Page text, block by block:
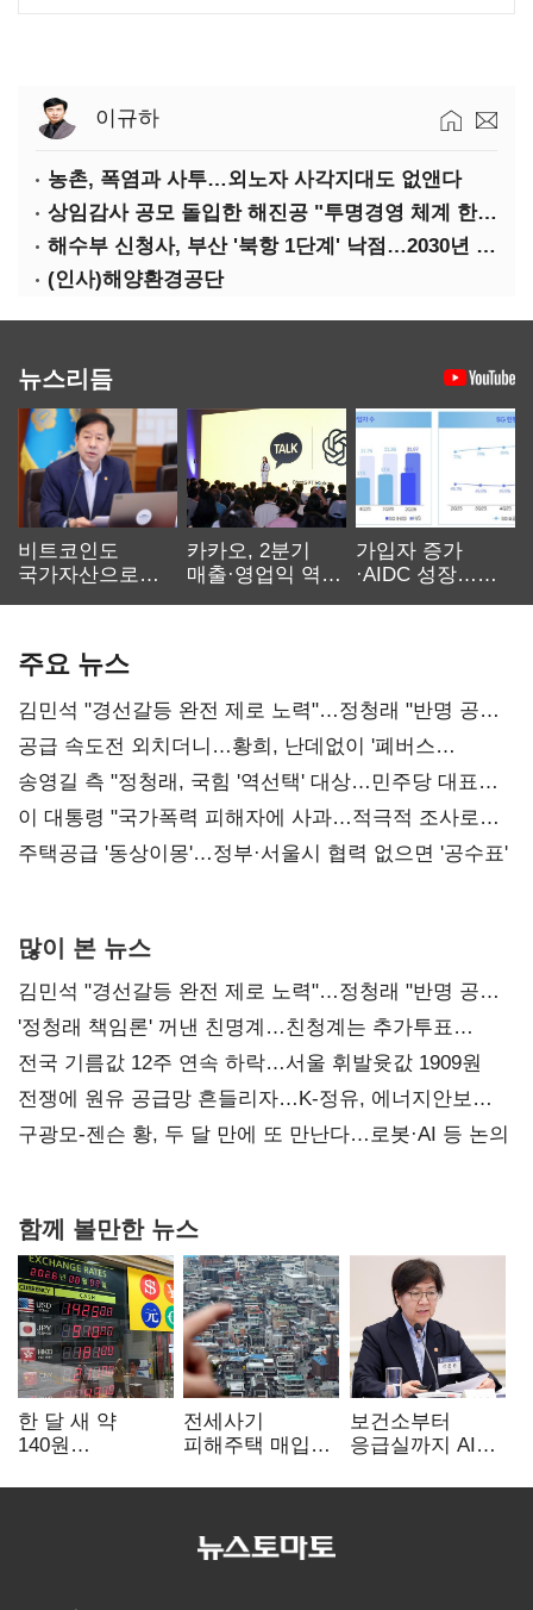
이규하
농촌, 폭염과 사투…외노자 사각지대도 없앤다
상임감사 공모 돌입한 해진공 "투명경영 체계 한층 강화"
해수부 신청사, 부산 '북항 1단계' 낙점…2030년 완공 목표
(인사)해양환경공단
뉴스리듬
비트코인도
국가자산으로…'
카카오, 2분기
매출·영업익 역대
가입자 증가
·AIDC 성장…
주요 뉴스
김민석 "경선갈등 완전 제로 노력"…정청래 "반명 공세
사과부터"
공급 속도전 외치더니…황희, 난데없이 '폐버스
리모델링' 제안
송영길 측 "정청래, 국힘 '역선택' 대상…민주당 대표로
총선 지휘 못해"
이 대통령 "국가폭력 피해자에 사과…적극적 조사로
진실 밝혀야"
주택공급 '동상이몽'…정부·서울시 협력 없으면 '공수표'
많이 본 뉴스
김민석 "경선갈등 완전 제로 노력"…정청래 "반명 공세
사과부터"
'정청래 책임론' 꺼낸 친명계…친청계는 추가투표
때리기
전국 기름값 12주 연속 하락…서울 휘발윳값 1909원
전쟁에 원유 공급망 흔들리자…K-정유, 에너지안보
핵심으로 재부상
구광모-젠슨 황, 두 달 만에 또 만난다…로봇·AI 등 논의
함께 볼만한 뉴스
한 달 새 약
140원
엔저'에 원화
전세사기
피해주택 매입
누적 피해자
보건소부터
응급실까지 AI
혁신 본격화